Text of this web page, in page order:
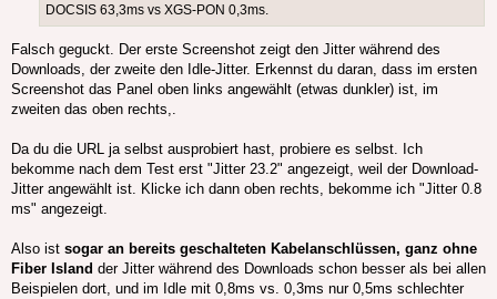
DOCSIS 63,3ms vs XGS-PON 0,3ms.
Falsch geguckt. Der erste Screenshot zeigt den Jitter während des
Downloads, der zweite den Idle-Jitter. Erkennst du daran, dass im ersten
Screenshot das Panel oben links angewählt (etwas dunkler) ist, im
zweiten das oben rechts,.
Da du die URL ja selbst ausprobiert hast, probiere es selbst. Ich
bekomme nach dem Test erst "Jitter 23.2" angezeigt, weil der Download-
Jitter angewählt ist. Klicke ich dann oben rechts, bekomme ich "Jitter 0.8
ms" angezeigt.
Also ist sogar an bereits geschalteten Kabelanschlüssen, ganz ohne
Fiber Island der Jitter während des Downloads schon besser als bei allen
Beispielen dort, und im Idle mit 0,8ms vs. 0,3ms nur 0,5ms schlechter